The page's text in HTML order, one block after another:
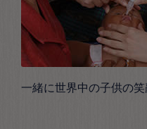
一緒に世界中の子供の